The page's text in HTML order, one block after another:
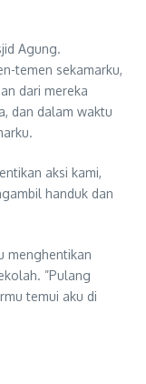
Agung.
temen sekamarku,
dari mereka
dan dalam waktu
aksi kami,
handuk dan
menghentikan
”Pulang
temui aku di